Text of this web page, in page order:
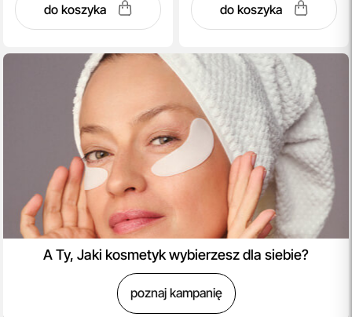
do koszyka do koszyka
A Ty, Jaki kosmetyk wybierzesz dla siebie?
poznaj kampanię